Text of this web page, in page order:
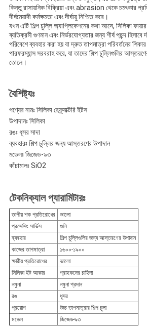
কিন্তু রাসায়নিক বিক্রিয়া এবং abrasion থেকে চমৎকার
দীর্ঘমেয়াদী কর্মক্ষমতা এবং দীর্ঘায়ু নিশ্চিত করে।
যখন এটি শিল্প চুল্লি অ্যাপ্লিকেশনের কথা আসে, সিলিকা
ব্যতিক্রমী গুণমান এবং নির্ভরযোগ্যতার জন্য শীর্ষ পছন্দ হিসাবে
পরিবেশে ব্যবহার করা হয় বা দ্রুত তাপমাত্রা পরিবর্তনের
পারফরম্যান্স সরবরাহ করে, যা তাদের শিল্প চুল্লিগুলির
তোলে।
বৈশিষ্ট্যঃ
পণ্যের নামঃ সিলিকা রেফ্র্যাক্টরি ইটস
উপাদানঃ সিলিকা
রঙঃ ধূসর সাদা
ব্যবহারঃ শিল্প চুল্লির জন্য আস্তরণের উপাদান
মডেলঃ জিজেড-৯৩
কাঁচামালঃ SiO2
টেকনিক্যাল প্যারামিটারঃ
তাপীয় শক প্রতিরোধের
ভালো
প্রসেসিং সার্ভিস
গুলি
ব্যবহার
শিল্প চুল্লিগুলির জন্য আস্তরণের উপাদান
কাজের তাপমাত্রা
১৬০০-১৯০০
ক্ষারীয় প্রতিরোধের
ভালো
সিলিকা ইট আকার
গ্রাহকদের চাহিদা
নমুনা
নমুনা প্রদান
রঙ
ধূসর
প্রয়োগ
উচ্চ তাপমাত্রার শিল্প চুলা
মডেল
জিজেড-৯৩